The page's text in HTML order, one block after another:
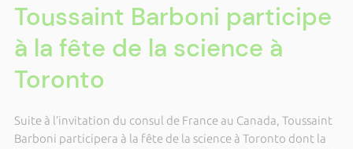
Toussaint Barboni participe
à la fête de la science à
Toronto
Suite à l’invitation du consul de France au Canada, Toussaint
Barboni participera à la fête de la science à Toronto dont la